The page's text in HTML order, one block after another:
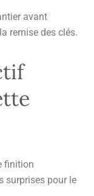
avant
remise des clés.
finition
surprises pour le